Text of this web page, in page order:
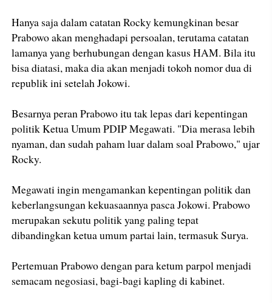
Hanya saja dalam catatan Rocky kemungkinan besar
Prabowo akan menghadapi persoalan, terutama catatan
lamanya yang berhubungan dengan kasus HAM. Bila itu
bisa diatasi, maka dia akan menjadi tokoh nomor dua di
republik ini setelah Jokowi.
Besarnya peran Prabowo itu tak lepas dari kepentingan
politik Ketua Umum PDIP Megawati. "Dia merasa lebih
nyaman, dan sudah paham luar dalam soal Prabowo," ujar
Rocky.
Megawati ingin mengamankan kepentingan politik dan
keberlangsungan kekuasaannya pasca Jokowi. Prabowo
merupakan sekutu politik yang paling tepat
dibandingkan ketua umum partai lain, termasuk Surya.
Pertemuan Prabowo dengan para ketum parpol menjadi
semacam negosiasi, bagi-bagi kapling di kabinet.